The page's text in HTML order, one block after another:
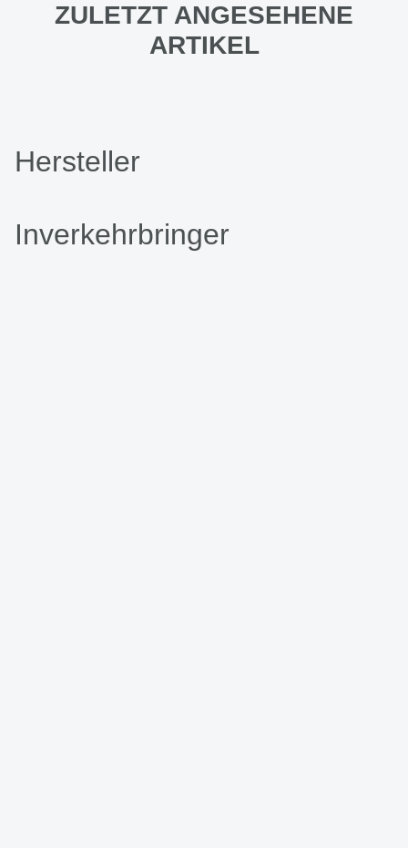
ZULETZT ANGESEHENE
ARTIKEL
Hersteller
Inverkehrbringer